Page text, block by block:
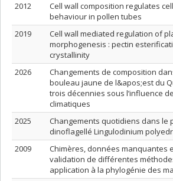
2012
Cell wall composition regulates
behaviour in pollen tubes
2019
Cell wall mediated regulation of
morphogenesis : pectin
crystallinity
2026
Changements de composition
bouleau jaune de l&apos;est du
trois décennies sous l’influence
climatiques
2025
Changements quotidiens dans le
dinoflagellé Lingulodinium
2009
Chimères, données manquantes
validation de différentes
application à la phylogénie des